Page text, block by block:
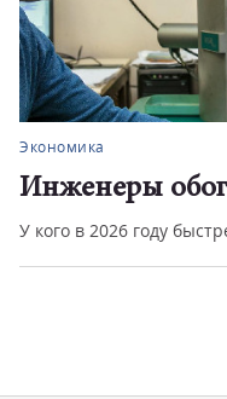
Экономика
Инженеры
У кого в 2026 году